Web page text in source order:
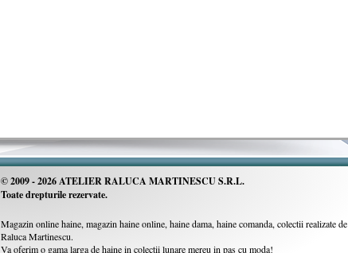
© 2009 -2026 ATELIER RALUCA MARTINESCU S.R.L.
Toate drepturile rezervate.
Magazin online haine, magazin haine online, haine dama, haine comanda, colectii realizate de
Raluca Martinescu.
Va oferim o gama larga de haine in colectii lunare mereu in pas cu moda!